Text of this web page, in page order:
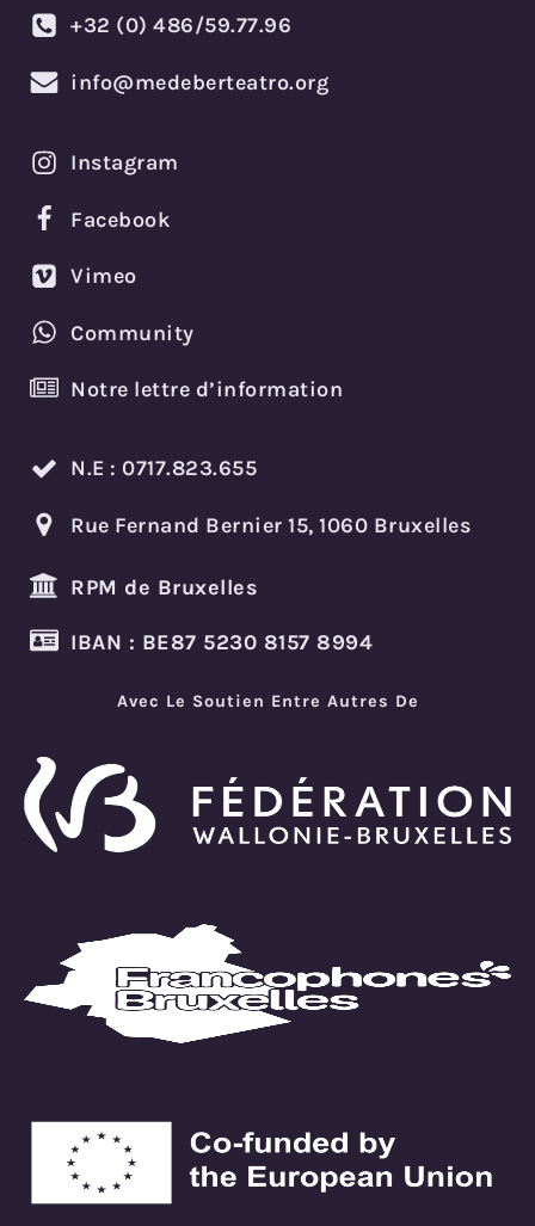
+32 (0) 486/59.77.96
info@medeberteatro.org
Instagram
Facebook
Vimeo
Community
Notre lettre d’information
N.E : 0717.823.655
Rue Fernand Bernier 15, 1060 Bruxelles
RPM de Bruxelles
IBAN : BE87 5230 8157 8994
Avec Le Soutien Entre Autres De